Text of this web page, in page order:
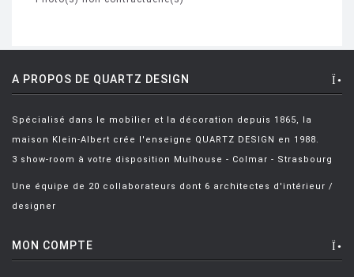
A PROPOS DE QUARTZ DESIGN
Spécialisé dans le mobilier et la décoration depuis 1865, la
maison Klein-Albert crée l'enseigne QUARTZ DESIGN en 1988.
3 show-room à votre disposition Mulhouse - Colmar - Strasbourg
Une équipe de 20 collaborateurs dont 6 architectes d'intérieur /
designer
MON COMPTE